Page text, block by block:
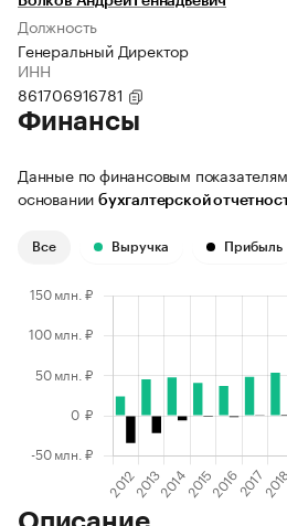
Должность
Генеральный Директор
ИНН
861706916781
Финансы
Данные по финансовым
основании бухгалтерской
Все Выручка Прибыль